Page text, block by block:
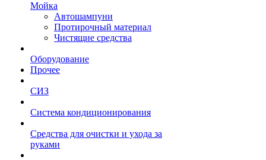
Мойка
Автошампуни
Протирочный материал
Чистящие средства
Оборудование
Прочее
СИЗ
Система кондиционирования
Средства для очистки и ухода за
руками